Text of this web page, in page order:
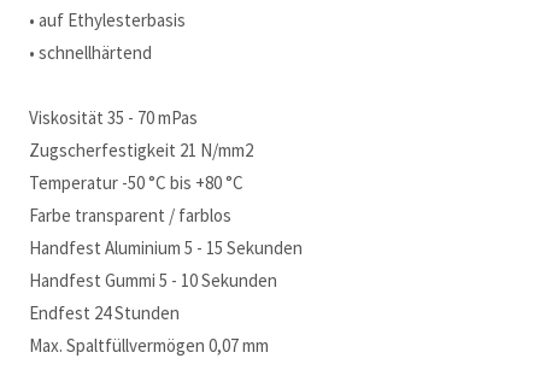
• auf Ethylesterbasis
• schnellhärtend
Viskosität 35 - 70 mPas
Zugscherfestigkeit 21 N/mm2
Temperatur -50 °C bis +80 °C
Farbe transparent / farblos
Handfest Aluminium 5 - 15 Sekunden
Handfest Gummi 5 - 10 Sekunden
Endfest 24 Stunden
Max. Spaltfüllvermögen 0,07 mm